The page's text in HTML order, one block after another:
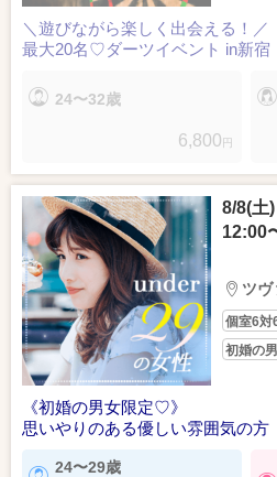
＼遊びながら楽しく出会える！／
最大20名♡ダーツイベント in新宿
24〜32歳
6,800 円
8/8(土)
12:00
ツヴ
個室6対
初婚の
《初婚の男女限定♡》
思いやりのある優しい雰囲気の方
24〜29歳